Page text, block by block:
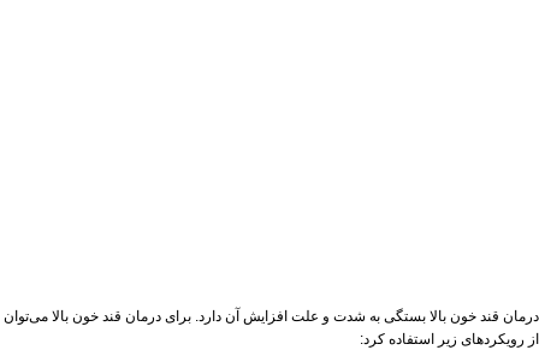
درمان قند خون بالا بستگی به شدت و علت افزایش آن دارد. برای درمان قند خون بالا می‌توان
از رویکردهای زیر استفاده کرد: